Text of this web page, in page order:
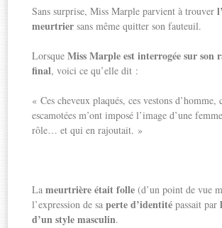
Sans surprise, Miss Marple parvient à trouver
meurtrier sans même quitter son fauteuil.
LorsqueMiss Marple est interrogée sur son
final, voici ce qu’elle dit :
« Ces cheveux plaqués, ces vestons d’homme,
escamotées m’ont imposé l’image d’une
rôle… et qui en rajoutait. »
Lameurtrière était folle (d’un point de vue
l’expression de saperte d’identité passait par
d’un style masculin.